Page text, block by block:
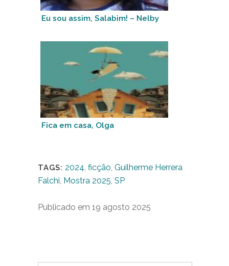
Eu sou assim, Salabim! – Nelby
Fica em casa, Olga
TAGS: 2024, ficção, Guilherme Herrera
Falchi, Mostra 2025, SP
Publicado em 19 agosto 2025